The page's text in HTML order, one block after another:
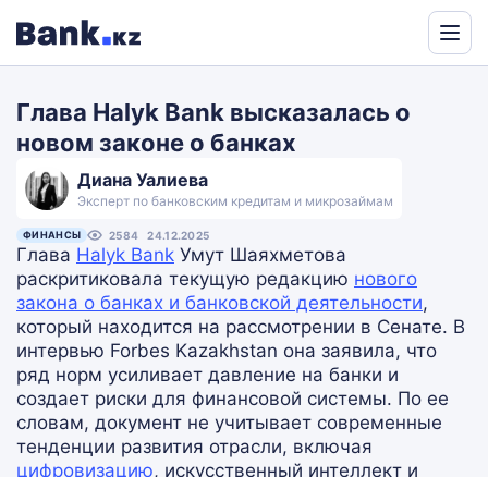
Translate
Глава Halyk Bank высказалась о
новом законе о банках
Диана Уалиева
Эксперт по банковским кредитам и микрозаймам
ФИНАНСЫ 2584 24.12.2025
Глава Halyk Bank Умут Шаяхметова
раскритиковала текущую редакцию нового
закона о банках и банковской деятельности,
который находится на рассмотрении в Сенате. В
интервью Forbes Kazakhstan она заявила, что
ряд норм усиливает давление на банки и
создает риски для финансовой системы. По ее
словам, документ не учитывает современные
тенденции развития отрасли, включая
цифровизацию, искусственный интеллект и